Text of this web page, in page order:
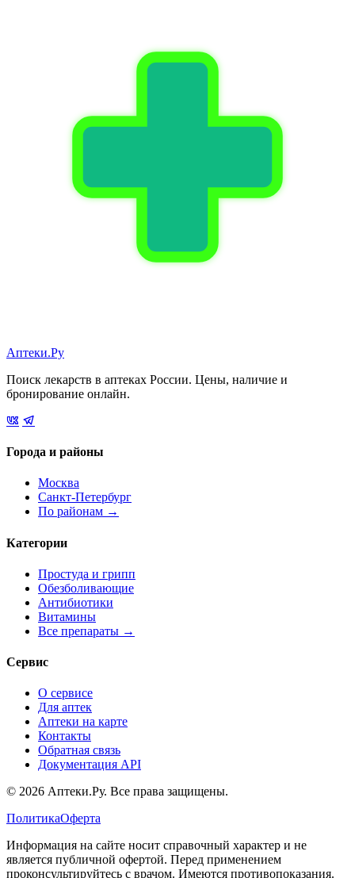
Аптеки.Ру
Поиск лекарств в аптеках России. Цены, наличие и
бронирование онлайн.
Города и районы
Москва
Санкт-Петербург
По районам →
Категории
Простуда и грипп
Обезболивающие
Антибиотики
Витамины
Все препараты →
Сервис
О сервисе
Для аптек
Аптеки на карте
Контакты
Обратная связь
Документация API
© 2026 Аптеки.Ру. Все права защищены.
ПолитикаОферта
Информация на сайте носит справочный характер и не
является публичной офертой. Перед применением
проконсультируйтесь с врачом. Имеются противопоказания.